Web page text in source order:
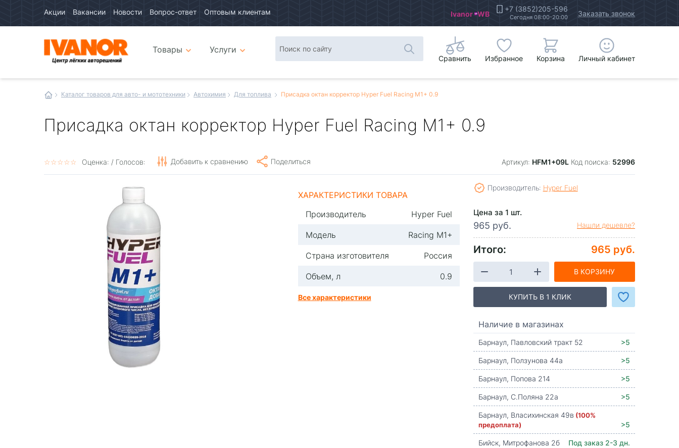
Акции Вакансии Новости Вопрос-ответ Оптовым клиентам Ivanor WB +7 (3852)205-596
Сегодня 08:00-20:00 Заказать звонок
интернетТовары
Услуги
Сравнить Избранное Корзина Личный кабинет
Каталог товаров для авто- и мототехники Автохимия Для топлива Присадка октан корректор Hyper Fuel Racing M1+ 0.9
Присадка октан корректор Hyper Fuel Racing M1+ 0.9
☆☆☆☆☆
★★★★★ Оценка: / Голосов: Добавить к сравнению Поделиться Артикул: HFM1+09L Код поиска: 52996
ХАРАКТЕРИСТИКИ ТОВАРА
Производитель
Hyper Fuel
Модель
Racing M1+
Страна изготовителя
Россия
Объем, л
0.9
Все характеристики
Производитель: Hyper Fuel
Цена за 1 шт.
965 руб. Нашли дешевле?
Итого: 965 руб.
В КОРЗИНУ
КУПИТЬ В 1 КЛИК
Наличие в магазинах
Барнаул, Павловский тракт 52
>5
Барнаул, Ползунова 44а
>5
Барнаул, Попова 214
>5
Барнаул, С.Поляна 22а
>5
Барнаул, Власихинская 49в (100%
предоплата)
>5
Бийск, Митрофанова 2б
Под заказ 2-3 дн.